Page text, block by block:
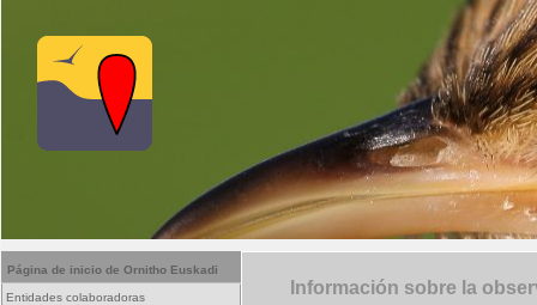
Página de inicio de Ornitho Euskadi
Entidades colaboradoras Información sobre la